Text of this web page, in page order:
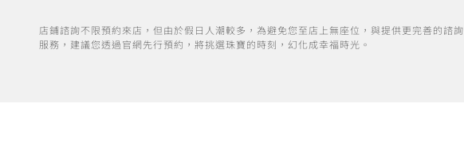
店鋪諮詢不限預約來店，但由於假日人潮較多，為避免您至店上無座位，與提供更完善的諮詢
服務，建議您透過官網先行預約，將挑選珠寶的時刻，幻化成幸福時光。